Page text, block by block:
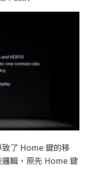
了 Home 鍵的移
輯，原先 Home 鍵